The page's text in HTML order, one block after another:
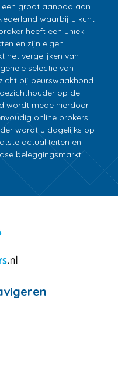
een groot aanbod aan
waarbij u kunt
heeft een uniek
en zijn eigen
het vergelijken van
selectie van
bij beurswaakhond
op de
wordt mede hierdoor
online brokers
wordt u dagelijks op
actualiteiten en
beleggingsmarkt!